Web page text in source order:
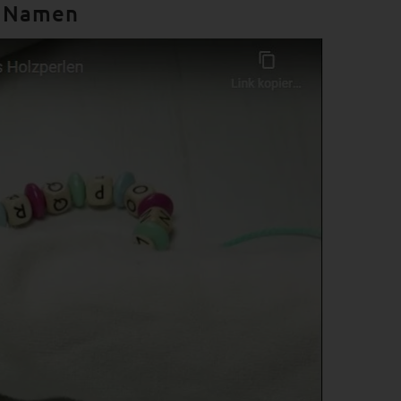
für Schritt, um dann die Lösung